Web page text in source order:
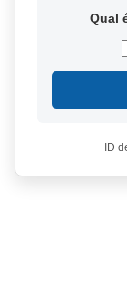
Qual
ID